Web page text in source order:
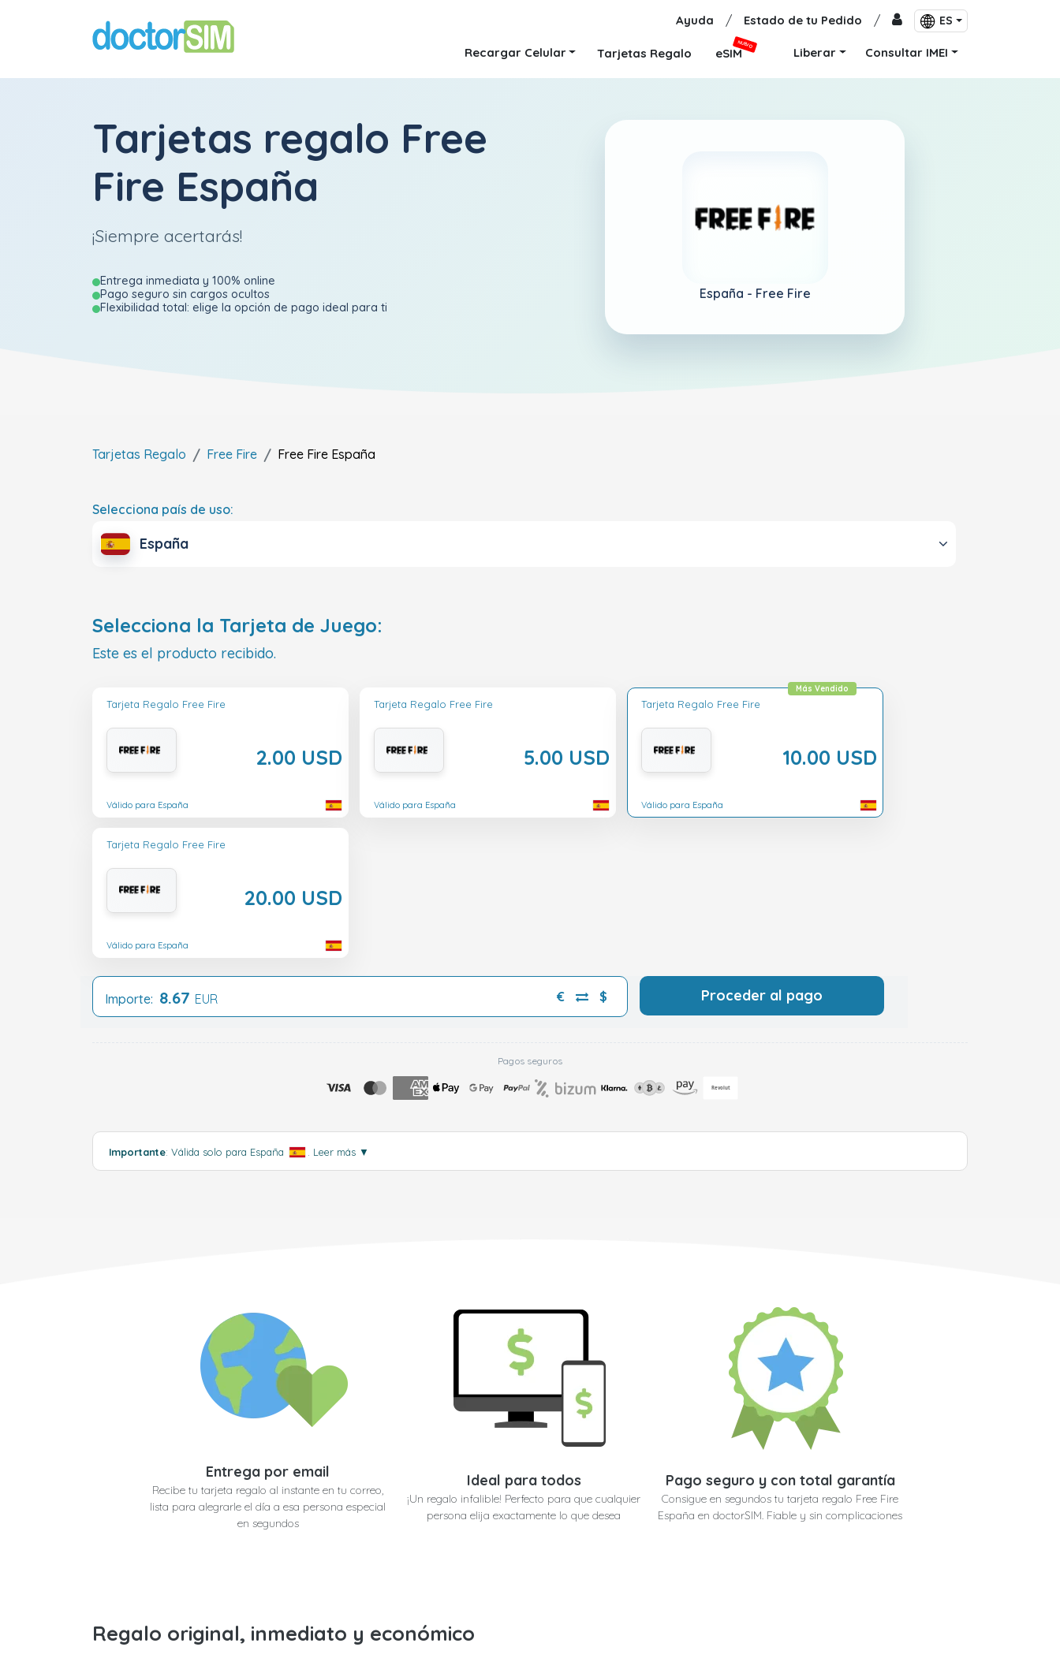
Ayuda / Estado de tu Pedido / ES
Recargar Celular Tarjetas Regalo eSIM
NUEVO
Liberar Consultar IMEI
Tarjetas regalo Free
Fire España
¡Siempre acertarás!
Entrega inmediata y 100% online
Pago seguro sin cargos ocultos
Flexibilidad total: elige la opción de pago ideal para ti
España - Free Fire
Tarjetas Regalo Free Fire Free Fire España
Selecciona país de uso:
España
Selecciona la Tarjeta de Juego:
Este es el producto recibido.
Tarjeta Regalo Free Fire
2.00 USD
Válido para España
Tarjeta Regalo Free Fire
5.00 USD
Válido para España
Tarjeta Regalo Free Fire
10.00 USD
Más Vendido
Válido para España
Tarjeta Regalo Free Fire
20.00 USD
Válido para España
Importe: 8.67 EUR € $ Proceder al pago
Pagos seguros
Importante: Válida solo para España . Leer más ▼
Entrega por email
Recibe tu tarjeta regalo al instante en tu correo,
lista para alegrarle el día a esa persona especial
en segundos
Ideal para todos
¡Un regalo infalible! Perfecto para que cualquier
persona elija exactamente lo que desea
Pago seguro y con total garantía
Consigue en segundos tu tarjeta regalo Free Fire
España en doctorSIM. Fiable y sin complicaciones
Regalo original, inmediato y económico